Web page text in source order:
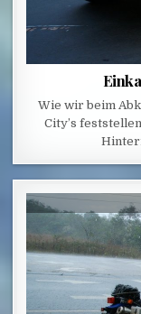
Wie wir beim
City’s